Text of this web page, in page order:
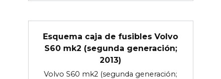
Esquema caja de fusibles Volvo
S60 mk2 (segunda generación;
2013)
Volvo S60 mk2 (segunda generación;